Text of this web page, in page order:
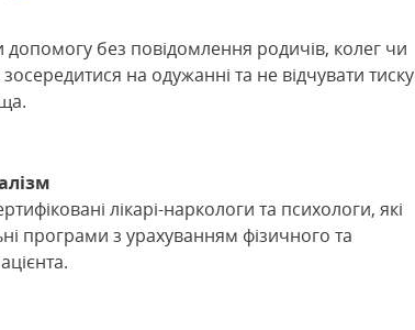
без повідомлення родичів, колег чи
на одужанні та не відчувати тиску
лікарі-наркологи та психологи, які
програми з урахуванням фізичного та